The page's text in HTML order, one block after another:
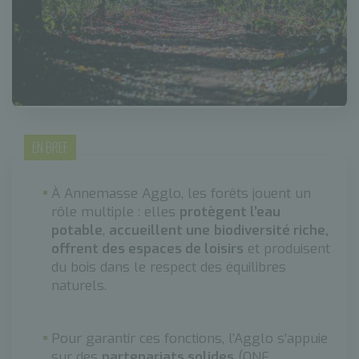
EN BREF
À Annemasse Agglo, les forêts jouent un
rôle multiple : elles protègent l’eau
potable, accueillent une biodiversité riche,
offrent des espaces de loisirs et produisent
du bois dans le respect des équilibres
naturels.
Pour garantir ces fonctions, l’Agglo s’appuie